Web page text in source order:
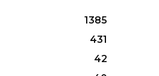
1385
431
42